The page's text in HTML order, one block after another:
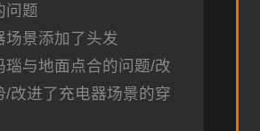
问题
场景添加了头发
瑙与地面点合的问题/改
/改进了充电器场景的穿